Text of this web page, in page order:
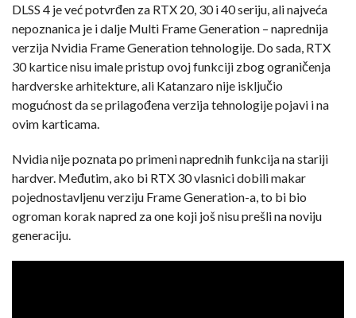
DLSS 4 je već potvrđen za RTX 20, 30 i 40 seriju, ali najveća
nepoznanica je i dalje Multi Frame Generation – naprednija
verzija Nvidia Frame Generation tehnologije. Do sada, RTX
30 kartice nisu imale pristup ovoj funkciji zbog ograničenja
hardverske arhitekture, ali Katanzaro nije isključio
mogućnost da se prilagođena verzija tehnologije pojavi i na
ovim karticama.
Nvidia nije poznata po primeni naprednih funkcija na stariji
hardver. Međutim, ako bi RTX 30 vlasnici dobili makar
pojednostavljenu verziju Frame Generation-a, to bi bio
ogroman korak napred za one koji još nisu prešli na noviju
generaciju.